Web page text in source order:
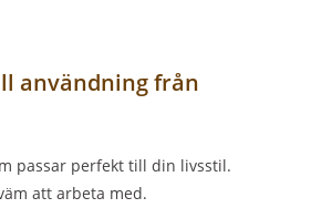
användning från
passar perfekt till din livsstil.
att arbeta med.